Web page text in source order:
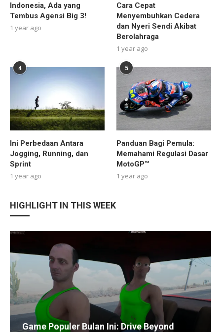
Indonesia, Ada yang
Tembus Agensi Big 3!
1 year ago
Cara Cepat
Menyembuhkan Cedera
dan Nyeri Sendi Akibat
Berolahraga
1 year ago
4
Ini Perbedaan Antara
Jogging, Running, dan
Sprint
1 year ago
5
Panduan Bagi Pemula:
Memahami Regulasi Dasar
MotoGP™
1 year ago
HIGHLIGHT IN THIS WEEK
Game Populer Bulan Ini: Drive Beyond